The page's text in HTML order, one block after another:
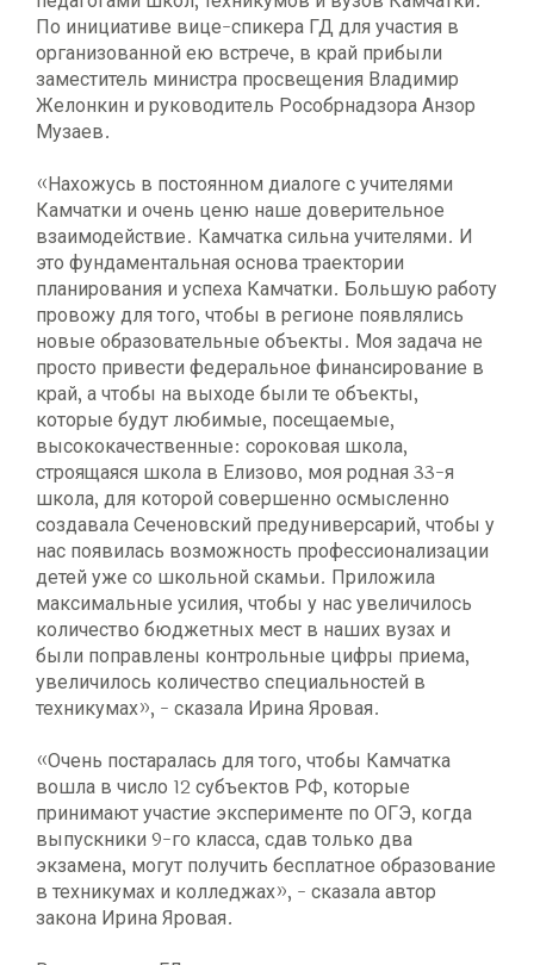
По инициативе вице-спикера ГД для участия в
организованной ею встрече, в край прибыли
заместитель министра просвещения Владимир
Желонкин и руководитель Рособрнадзора Анзор
Музаев.
«Нахожусь в постоянном диалоге с учителями
Камчатки и очень ценю наше доверительное
взаимодействие. Камчатка сильна учителями. И
это фундаментальная основа траектории
планирования и успеха Камчатки. Большую работу
провожу для того, чтобы в регионе появлялись
новые образовательные объекты. Моя задача не
просто привести федеральное финансирование в
край, а чтобы на выходе были те объекты,
которые будут любимые, посещаемые,
высококачественные: сороковая школа,
строящаяся школа в Елизово, моя родная 33-я
школа, для которой совершенно осмысленно
создавала Сеченовский предуниверсарий, чтобы у
нас появилась возможность профессионализации
детей уже со школьной скамьи. Приложила
максимальные усилия, чтобы у нас увеличилось
количество бюджетных мест в наших вузах и
были поправлены контрольные цифры приема,
увеличилось количество специальностей в
техникумах», - сказала Ирина Яровая.
«Очень постаралась для того, чтобы Камчатка
вошла в число 12 субъектов РФ, которые
принимают участие эксперименте по ОГЭ, когда
выпускники 9-го класса, сдав только два
экзамена, могут получить бесплатное образование
в техникумах и колледжах», - сказала автор
закона Ирина Яровая.